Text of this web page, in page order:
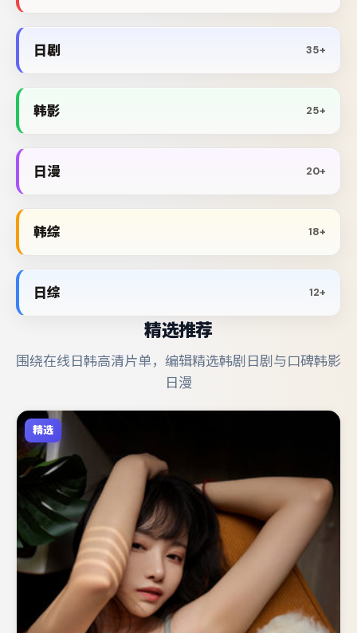
日剧 35+
韩影 25+
日漫 20+
韩综 18+
日综 12+
精选推荐
围绕在线日韩高清片单，编辑精选韩剧日剧与口碑韩影
日漫
精选